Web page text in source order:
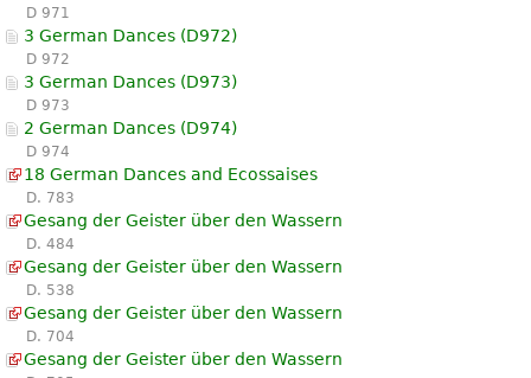
D 971
3 German Dances (D972)
D 972
3 German Dances (D973)
D 973
2 German Dances (D974)
D 974
18 German Dances and Ecossaises
D. 783
Gesang der Geister über den Wassern
D. 484
Gesang der Geister über den Wassern
D. 538
Gesang der Geister über den Wassern
D. 704
Gesang der Geister über den Wassern